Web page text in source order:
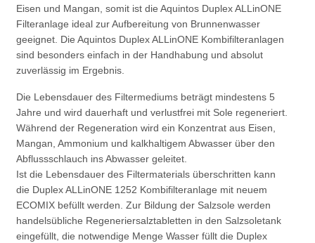
Eisen und Mangan, somit ist die Aquintos Duplex ALLinONE
Filteranlage ideal zur Aufbereitung von Brunnenwasser
geeignet. Die Aquintos Duplex ALLinONE Kombifilteranlagen
sind besonders einfach in der Handhabung und absolut
zuverlässig im Ergebnis.
Die Lebensdauer des Filtermediums beträgt mindestens 5
Jahre und wird dauerhaft und verlustfrei mit Sole regeneriert.
Während der Regeneration wird ein Konzentrat aus Eisen,
Mangan, Ammonium und kalkhaltigem Abwasser über den
Abflussschlauch ins Abwasser geleitet.
Ist die Lebensdauer des Filtermaterials überschritten kann
die Duplex ALLinONE 1252 Kombifilteranlage mit neuem
ECOMIX befüllt werden. Zur Bildung der Salzsole werden
handelsübliche Regeneriersalztabletten in den Salzsoletank
eingefüllt, die notwendige Menge Wasser füllt die Duplex